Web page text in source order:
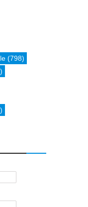
(798)